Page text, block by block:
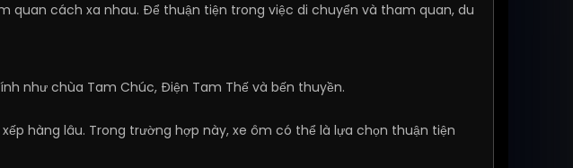
quan cách xa nhau. Để thuận tiện trong việc di chuyển và tham quan, du
như chùa Tam Chúc, Điện Tam Thế và bến thuyền.
hàng lâu. Trong trường hợp này, xe ôm có thể là lựa chọn thuận tiện